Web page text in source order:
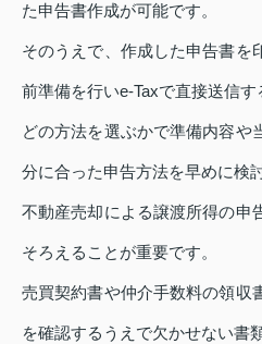
た申告書作成が可能です。
そのうえで、作成した申告書を
前準備を行いe-Taxで直接送信す
どの方法を選ぶかで準備内容や
分に合った申告方法を早めに検
不動産売却による譲渡所得の申
そろえることが重要です。
売買契約書や仲介手数料の領収
を確認するうえで欠かせない書